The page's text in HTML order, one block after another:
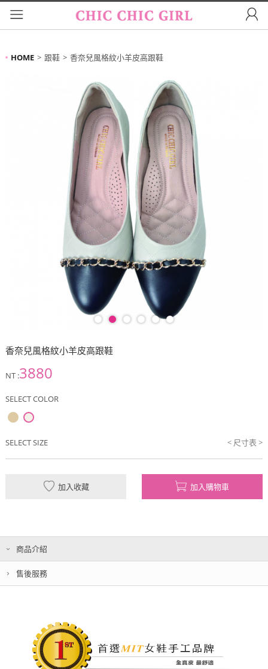
HOME 跟鞋 香奈兒風格紋小羊皮高跟鞋
香奈兒風格紋小羊皮高跟鞋
NT :3880
SELECT COLOR
< 尺寸表 >
SELECT SIZE
加入收藏 加入購物車
商品介紹
售後服務